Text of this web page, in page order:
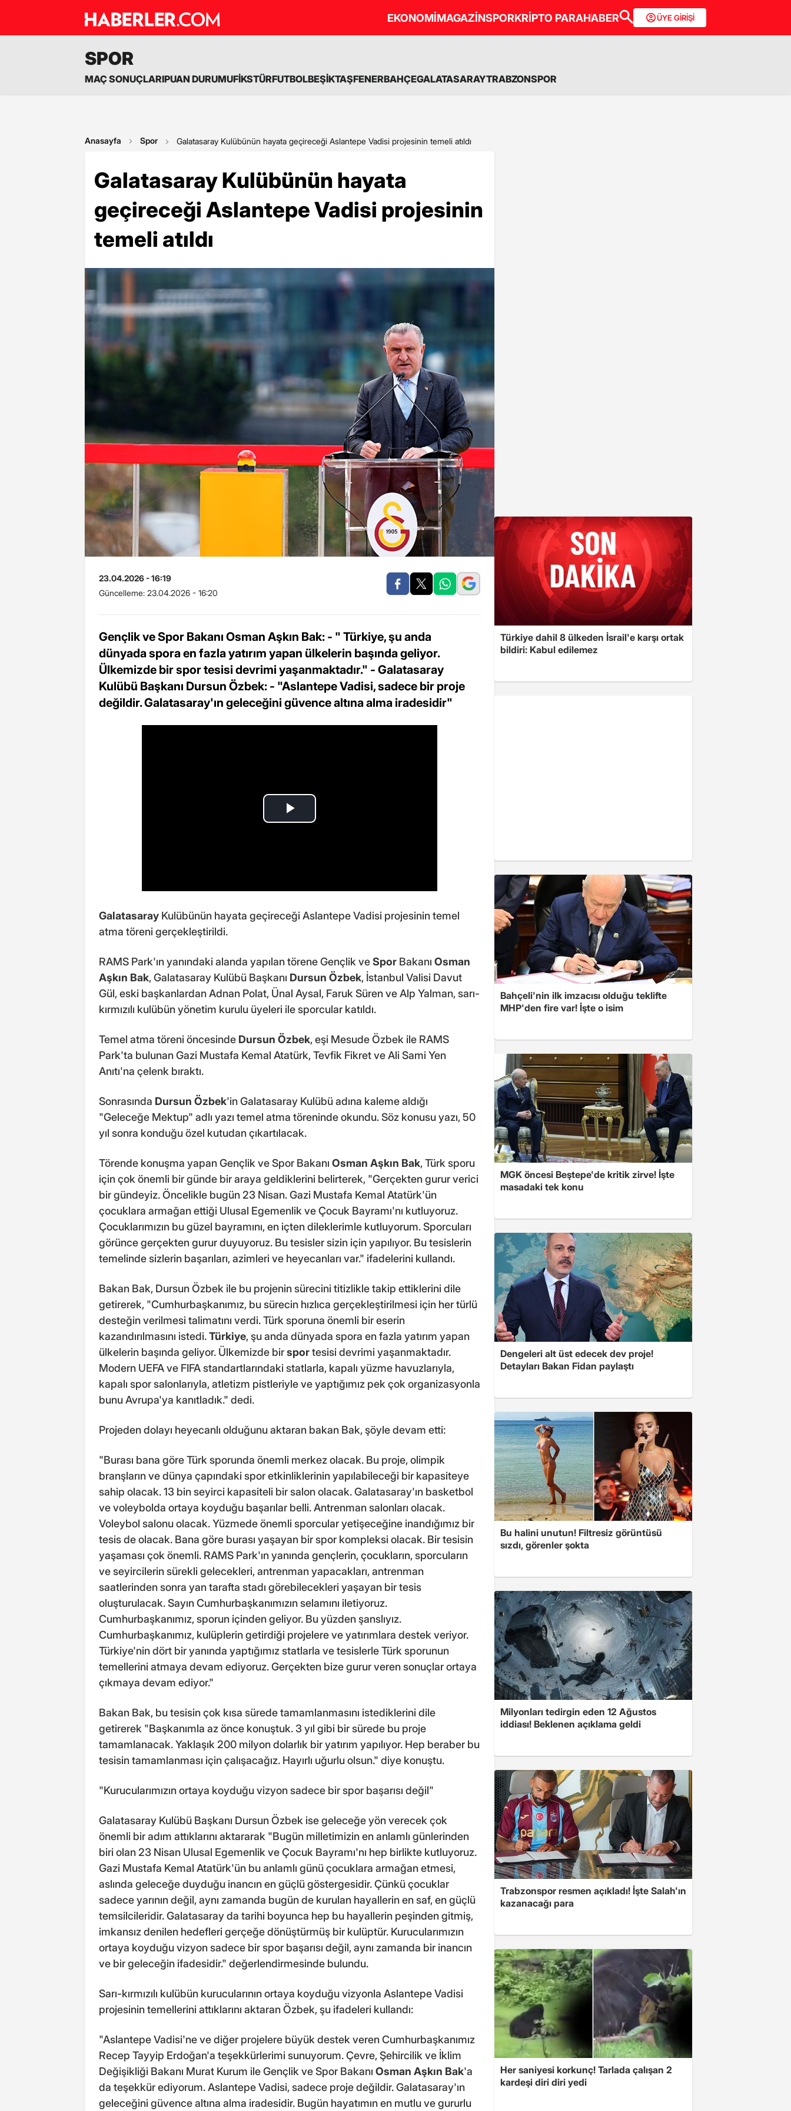
EKONOMİMAGAZİNSPORKRİPTO PARAHABER ÜYE GİRİŞİ
SPOR
MAÇ SONUÇLARIPUAN DURUMUFİKSTÜRFUTBOLBEŞİKTAŞFENERBAHÇEGALATASARAYTRABZONSPOR
Anasayfa Spor Galatasaray Kulübünün hayata geçireceği Aslantepe Vadisi projesinin temeli atıldı
Galatasaray Kulübünün hayata
geçireceği Aslantepe Vadisi projesinin
temeli atıldı
23.04.2026 - 16:19
Güncelleme: 23.04.2026 - 16:20
Gençlik ve Spor Bakanı Osman Aşkın Bak: - " Türkiye, şu anda
dünyada spora en fazla yatırım yapan ülkelerin başında geliyor.
Ülkemizde bir spor tesisi devrimi yaşanmaktadır." - Galatasaray
Kulübü Başkanı Dursun Özbek: - "Aslantepe Vadisi, sadece bir proje
değildir. Galatasaray'ın geleceğini güvence altına alma iradesidir"
Galatasaray Kulübünün hayata geçireceği Aslantepe Vadisi projesinin temel
atma töreni gerçekleştirildi.
RAMS Park'ın yanındaki alanda yapılan törene Gençlik veSpor Bakanı Osman
Aşkın Bak, Galatasaray Kulübü Başkanı Dursun Özbek, İstanbul Valisi Davut
Gül, eski başkanlardan Adnan Polat, Ünal Aysal, Faruk Süren ve Alp Yalman, sarı-
kırmızılı kulübün yönetim kurulu üyeleri ile sporcular katıldı.
Temel atma töreni öncesinde Dursun Özbek, eşi Mesude Özbek ile RAMS
Park'ta bulunan Gazi Mustafa Kemal Atatürk, Tevfik Fikret ve Ali Sami Yen
Anıtı'na çelenk bıraktı.
Sonrasında Dursun Özbek'in Galatasaray Kulübü adına kaleme aldığı
"Geleceğe Mektup" adlı yazı temel atma töreninde okundu. Söz konusu yazı, 50
yıl sonra konduğu özel kutudan çıkartılacak.
Törende konuşma yapan Gençlik ve Spor Bakanı Osman Aşkın Bak, Türk sporu
için çok önemli bir günde bir araya geldiklerini belirterek, "Gerçekten gurur verici
bir gündeyiz. Öncelikle bugün 23 Nisan. Gazi Mustafa Kemal Atatürk'ün
çocuklara armağan ettiği Ulusal Egemenlik ve Çocuk Bayramı'nı kutluyoruz.
Çocuklarımızın bu güzel bayramını, en içten dileklerimle kutluyorum. Sporcuları
görünce gerçekten gurur duyuyoruz. Bu tesisler sizin için yapılıyor. Bu tesislerin
temelinde sizlerin başarıları, azimleri ve heyecanları var." ifadelerini kullandı.
Bakan Bak, Dursun Özbek ile bu projenin sürecini titizlikle takip ettiklerini dile
getirerek, "Cumhurbaşkanımız, bu sürecin hızlıca gerçekleştirilmesi için her türlü
desteğin verilmesi talimatını verdi. Türk sporuna önemli bir eserin
kazandırılmasını istedi.Türkiye, şu anda dünyada spora en fazla yatırım yapan
ülkelerin başında geliyor. Ülkemizde birsportesisi devrimi yaşanmaktadır.
Modern UEFA ve FIFA standartlarındaki statlarla, kapalı yüzme havuzlarıyla,
kapalı spor salonlarıyla, atletizm pistleriyle ve yaptığımız pek çok organizasyonla
bunu Avrupa'ya kanıtladık." dedi.
Projeden dolayı heyecanlı olduğunu aktaran bakan Bak, şöyle devam etti:
"Burası bana göre Türk sporunda önemli merkez olacak. Bu proje, olimpik
branşların ve dünya çapındaki spor etkinliklerinin yapılabileceği bir kapasiteye
sahip olacak. 13 bin seyirci kapasiteli bir salon olacak. Galatasaray'ın basketbol
ve voleybolda ortaya koyduğu başarılar belli. Antrenman salonları olacak.
Voleybol salonu olacak. Yüzmede önemli sporcular yetişeceğine inandığımız bir
tesis de olacak. Bana göre burası yaşayan bir spor kompleksi olacak. Bir tesisin
yaşaması çok önemli. RAMS Park'ın yanında gençlerin, çocukların, sporcuların
ve seyircilerin sürekli gelecekleri, antrenman yapacakları, antrenman
saatlerinden sonra yan tarafta stadı görebilecekleri yaşayan bir tesis
oluşturulacak. Sayın Cumhurbaşkanımızın selamını iletiyoruz.
Cumhurbaşkanımız, sporun içinden geliyor. Bu yüzden şanslıyız.
Cumhurbaşkanımız, kulüplerin getirdiği projelere ve yatırımlara destek veriyor.
Türkiye'nin dört bir yanında yaptığımız statlarla ve tesislerle Türk sporunun
temellerini atmaya devam ediyoruz. Gerçekten bize gurur veren sonuçlar ortaya
çıkmaya devam ediyor."
Bakan Bak, bu tesisin çok kısa sürede tamamlanmasını istediklerini dile
getirerek "Başkanımla az önce konuştuk. 3 yıl gibi bir sürede bu proje
tamamlanacak. Yaklaşık 200 milyon dolarlık bir yatırım yapılıyor. Hep beraber bu
tesisin tamamlanması için çalışacağız. Hayırlı uğurlu olsun." diye konuştu.
"Kurucularımızın ortaya koyduğu vizyon sadece bir spor başarısı değil"
Galatasaray Kulübü Başkanı Dursun Özbek ise geleceğe yön verecek çok
önemli bir adım attıklarını aktararak "Bugün milletimizin en anlamlı günlerinden
biri olan 23 Nisan Ulusal Egemenlik ve Çocuk Bayramı'nı hep birlikte kutluyoruz.
Gazi Mustafa Kemal Atatürk'ün bu anlamlı günü çocuklara armağan etmesi,
aslında geleceğe duyduğu inancın en güçlü göstergesidir. Çünkü çocuklar
sadece yarının değil, aynı zamanda bugün de kurulan hayallerin en saf, en güçlü
temsilcileridir. Galatasaray da tarihi boyunca hep bu hayallerin peşinden gitmiş,
imkansız denilen hedefleri gerçeğe dönüştürmüş bir kulüptür. Kurucularımızın
ortaya koyduğu vizyon sadece bir spor başarısı değil, aynı zamanda bir inancın
ve bir geleceğin ifadesidir." değerlendirmesinde bulundu.
Sarı-kırmızılı kulübün kurucularının ortaya koyduğu vizyonla Aslantepe Vadisi
projesinin temellerini attıklarını aktaran Özbek, şu ifadeleri kullandı:
"Aslantepe Vadisi'ne ve diğer projelere büyük destek veren Cumhurbaşkanımız
Recep Tayyip Erdoğan'a teşekkürlerimi sunuyorum. Çevre, Şehircilik ve İklim
Değişikliği Bakanı Murat Kurum ile Gençlik ve Spor Bakanı Osman Aşkın Bak'a
da teşekkür ediyorum. Aslantepe Vadisi, sadece proje değildir. Galatasaray'ın
geleceğini güvence altına alma iradesidir. Bugün hayatımın en mutlu ve gururlu
Türkiye dahil 8 ülkeden İsrail'e karşı ortak
bildiri: Kabul edilemez
Bahçeli'nin ilk imzacısı olduğu teklifte
MHP'den fire var! İşte o isim
MGK öncesi Beştepe'de kritik zirve! İşte
masadaki tek konu
Dengeleri alt üst edecek dev proje!
Detayları Bakan Fidan paylaştı
Bu halini unutun! Filtresiz görüntüsü
sızdı, görenler şokta
Milyonları tedirgin eden 12 Ağustos
iddiası! Beklenen açıklama geldi
Trabzonspor resmen açıkladı! İşte Salah'ın
kazanacağı para
Her saniyesi korkunç! Tarlada çalışan 2
kardeşi diri diri yedi